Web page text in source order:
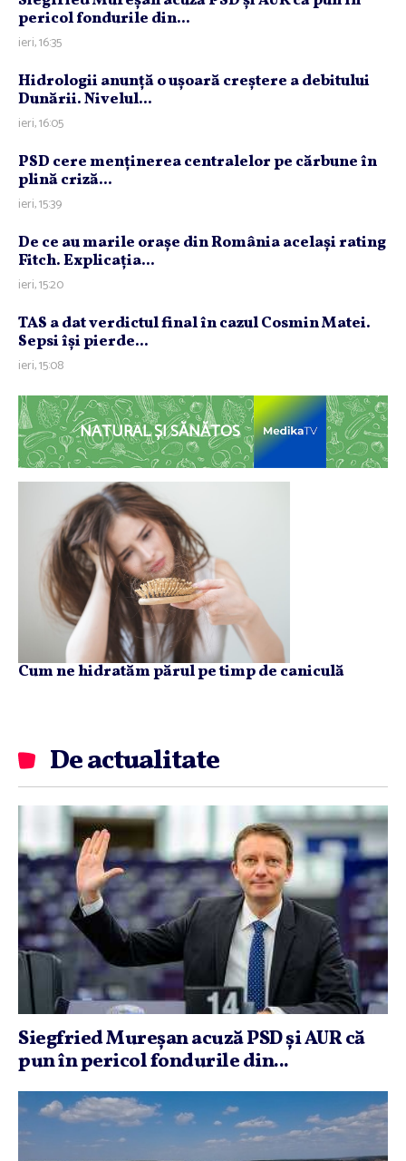
pericol fondurile din...
ieri, 16:35
Hidrologii anunţă o uşoară creştere a debitului
Dunării. Nivelul...
ieri, 16:05
PSD cere menţinerea centralelor pe cărbune în
plină criză...
ieri, 15:39
De ce au marile oraşe din România acelaşi rating
Fitch. Explicaţia...
ieri, 15:20
TAS a dat verdictul final în cazul Cosmin Matei.
Sepsi îşi pierde...
ieri, 15:08
NATURAL ȘI SĂNĂTOS
Cum ne hidratăm părul pe timp de caniculă
De actualitate
Siegfried Mureşan acuză PSD şi AUR că
pun în pericol fondurile din...